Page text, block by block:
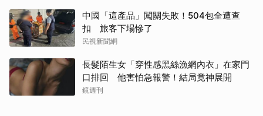
中國「這產品」闖關失敗！504包全遭查
扣 旅客下場慘了
民視新聞網
長髮陌生女「穿性感黑絲漁網內衣」在家門
口排回 他害怕急報警！結局竟神展開
鏡週刊